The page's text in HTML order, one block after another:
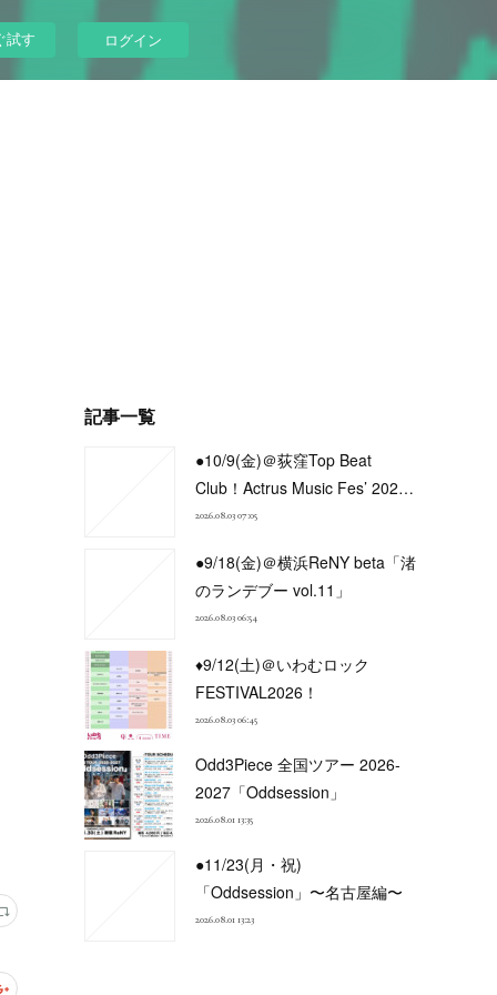
試す ログイン
記事一覧
●10/9(金)＠荻窪Top Beat
Club！Actrus Music Fes’ 202…
2026.08.03 07:05
●9/18(金)＠横浜ReNY beta「渚
のランデブー vol.11」
2026.08.03 06:54
♦9/12(土)＠いわむロック
FESTIVAL2026！
2026.08.03 06:45
Odd3Piece 全国ツアー 2026-
2027「Oddsession」
2026.08.01 13:35
●11/23(月・祝)
「Oddsession」〜名古屋編〜
2026.08.01 13:23